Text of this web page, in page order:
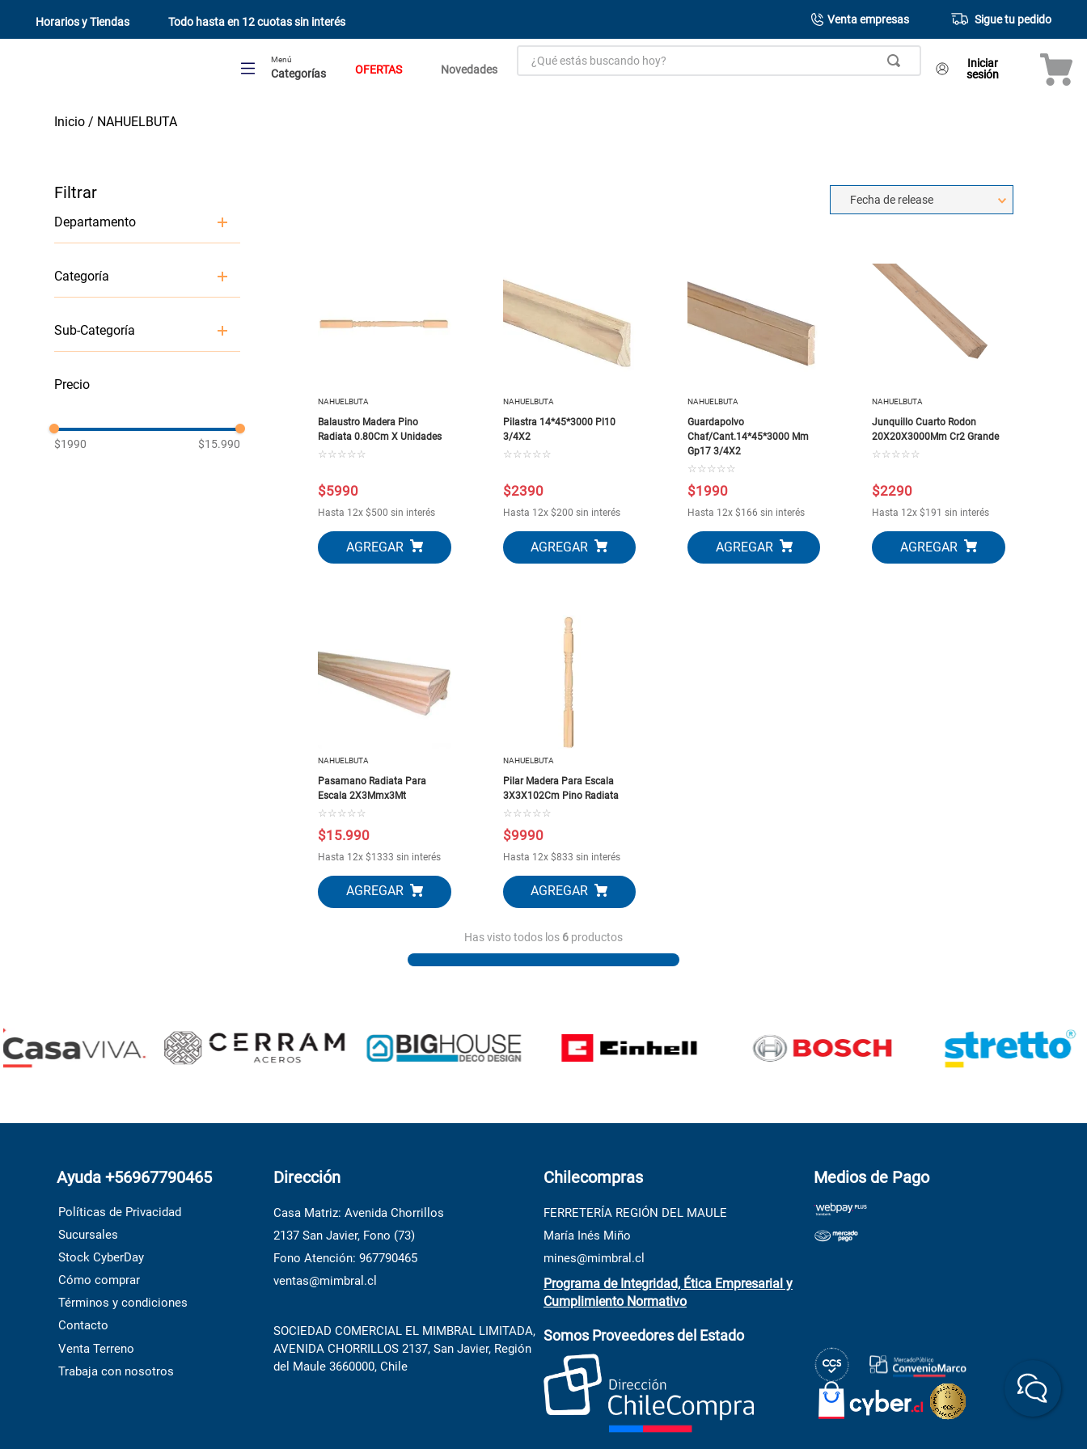
Horarios y Tiendas Todo hasta en 12 cuotas sin interés Venta empresas Sigue tu pedido
Menú
Categorías OFERTAS Novedades
¿Qué estás buscando hoy?
Iniciar
sesión
NAHUELBUTA
Departamento
Pisos y Alfombras
Categoría
Herramientas y accesorios de
instalación
Sub-Categoría
Molduras Y Guardapolvo
$1990 $15.990
Fecha de release
NAHUELBUTA
Balaustro Madera Pino
Radiata 0.80Cm X Unidades
☆ ☆ ☆ ☆ ☆
$5990
Hasta 12x$500 sin interés
NAHUELBUTA
Pilastra 14*45*3000 Pl10
3/4X2
☆ ☆ ☆ ☆ ☆
$2390
Hasta 12x $200 sin interés
NAHUELBUTA
Guardapolvo
Chaf/Cant.14*45*3000 Mm
Gp17 3/4X2
☆ ☆ ☆ ☆ ☆
$1990
Hasta 12x $166 sin interés
NAHUELBUTA
Junquillo Cuarto Rodon
20X20X3000Mm Cr2 Grande
☆ ☆ ☆ ☆ ☆
$2290
Hasta 12x$191 sin interés
NAHUELBUTA
Pasamano Radiata Para
Escala 2X3Mmx3Mt
☆ ☆ ☆ ☆ ☆
$15.990
Hasta 12x$1333 sin interés
NAHUELBUTA
Pilar Madera Para Escala
3X3X102Cm Pino Radiata
☆ ☆ ☆ ☆ ☆
$9990
Hasta 12x $833 sin interés
Has visto todos los 6 productos
Ayuda +56967790465
Políticas de Privacidad
Sucursales
Stock CyberDay
Cómo comprar
Términos y condiciones
Contacto
Venta Terreno
Trabaja con nosotros
Dirección
Casa Matriz: Avenida Chorrillos
2137 San Javier, Fono (73)
Fono Atención: 967790465
ventas@mimbral.cl
SOCIEDAD COMERCIAL EL MIMBRAL LIMITADA,
AVENIDA CHORRILLOS 2137, San Javier, Región
del Maule 3660000, Chile
Chilecompras
FERRETERÍA REGIÓN DEL MAULE
María Inés Miño
mines@mimbral.cl
Programa de Integridad, Ética Empresarial y
Cumplimiento Normativo
Somos Proveedores del Estado
Medios de Pago
7.
puerta
8
generador
porcelanato